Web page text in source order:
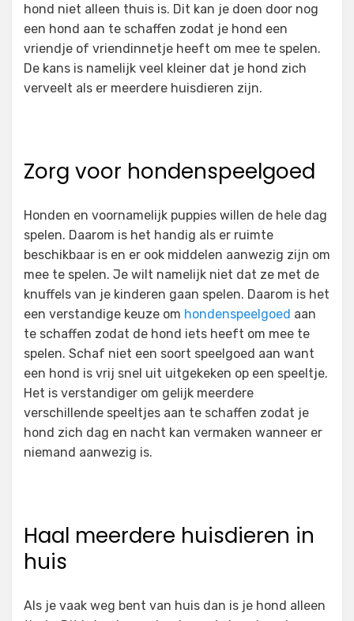
hond niet alleen thuis is. Dit kan je doen door nog
een hond aan te schaffen zodat je hond een
vriendje of vriendinnetje heeft om mee te spelen.
De kans is namelijk veel kleiner dat je hond zich
verveelt als er meerdere huisdieren zijn.
Zorg voor hondenspeelgoed
Honden en voornamelijk puppies willen de hele dag
spelen. Daarom is het handig als er ruimte
beschikbaar is en er ook middelen aanwezig zijn om
mee te spelen. Je wilt namelijk niet dat ze met de
knuffels van je kinderen gaan spelen. Daarom is het
een verstandige keuze om hondenspeelgoed aan
te schaffen zodat de hond iets heeft om mee te
spelen. Schaf niet een soort speelgoed aan want
een hond is vrij snel uit uitgekeken op een speeltje.
Het is verstandiger om gelijk meerdere
verschillende speeltjes aan te schaffen zodat je
hond zich dag en nacht kan vermaken wanneer er
niemand aanwezig is.
Haal meerdere huisdieren in
huis
Als je vaak weg bent van huis dan is je hond alleen